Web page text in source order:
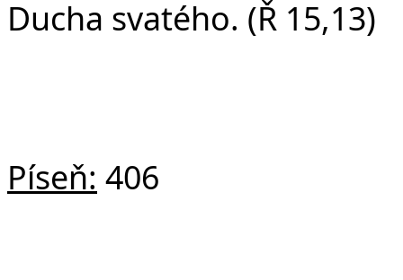
Ducha svatého. (Ř 15,13)
Píseň: 406